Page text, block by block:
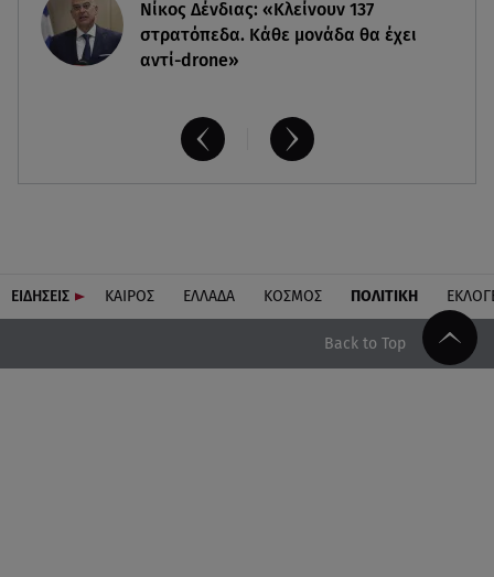
Νίκος Δένδιας: «Κλείνουν 137
στρατόπεδα. Kάθε μονάδα θα έχει
αντί-drone»
ΕΙΔΗΣΕΙΣ ΚΑΙΡΟΣ ΕΛΛΑΔΑ ΚΟΣΜΟΣ ΠΟΛΙΤΙΚΗ
Back to Top